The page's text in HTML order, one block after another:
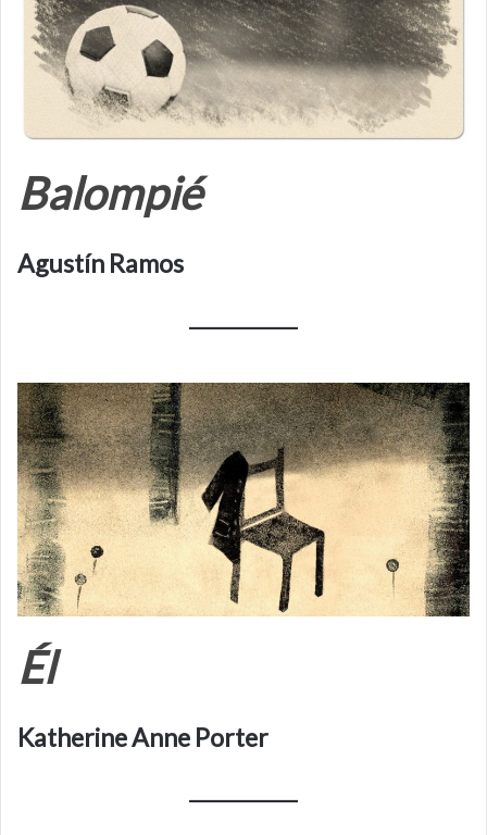
Balompié
Agustín Ramos
Él
Katherine Anne Porter